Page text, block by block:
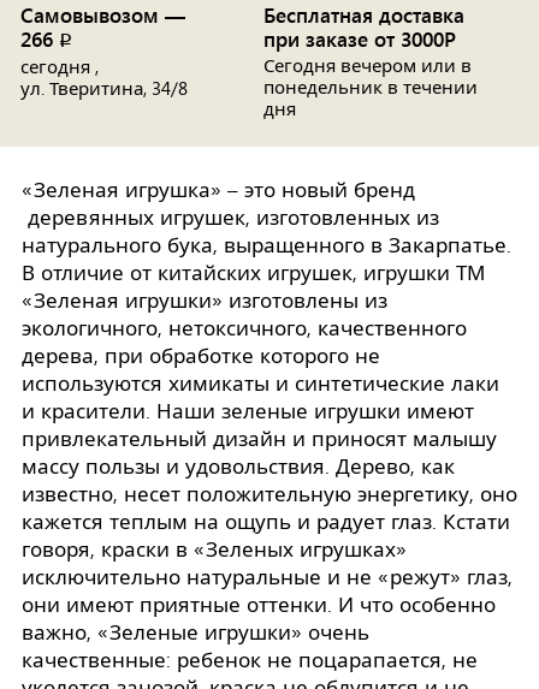
Самовывозом —
266 p
сегодня ,
ул. Тверитина, 34/8
Бесплатная доставка
при заказе от 3000Р
Сегодня вечером или в
понедельник в течении
дня
«Зеленая игрушка» – это новый бренд
деревянных игрушек, изготовленных из
натурального бука, выращенного в Закарпатье.
В отличие от китайских игрушек, игрушки ТМ
«Зеленая игрушки» изготовлены из
экологичного, нетоксичного, качественного
дерева, при обработке которого не
используются химикаты и синтетические лаки
и красители. Наши зеленые игрушки имеют
привлекательный дизайн и приносят малышу
массу пользы и удовольствия. Дерево, как
известно, несет положительную энергетику, оно
кажется теплым на ощупь и радует глаз. Кстати
говоря, краски в «Зеленых игрушках»
исключительно натуральные и не «режут» глаз,
они имеют приятные оттенки. И что особенно
важно, «Зеленые игрушки» очень
качественные: ребенок не поцарапается, не